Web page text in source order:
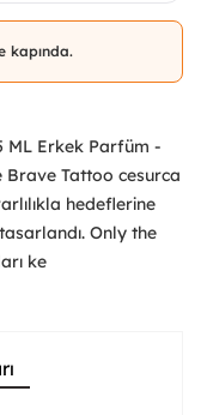
kapında.
ML Erkek Parfüm -
Brave Tattoo cesurca
hedeflerine
Only the
ke